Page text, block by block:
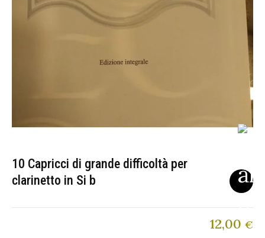
10 Capricci di grande difficoltà per
clarinetto in Si b
12,00 €